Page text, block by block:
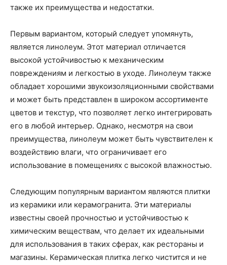
также их преимущества и недостатки.
Первым вариантом, который следует упомянуть,
является линолеум. Этот материал отличается
высокой устойчивостью к механическим
повреждениям и легкостью в уходе. Линолеум также
обладает хорошими звукоизоляционными свойствами
и может быть представлен в широком ассортименте
цветов и текстур, что позволяет легко интегрировать
его в любой интерьер. Однако, несмотря на свои
преимущества, линолеум может быть чувствителен к
воздействию влаги, что ограничивает его
использование в помещениях с высокой влажностью.
Следующим популярным вариантом являются плитки
из керамики или керамогранита. Эти материалы
известны своей прочностью и устойчивостью к
химическим веществам, что делает их идеальными
для использования в таких сферах, как рестораны и
магазины. Керамическая плитка легко чистится и не